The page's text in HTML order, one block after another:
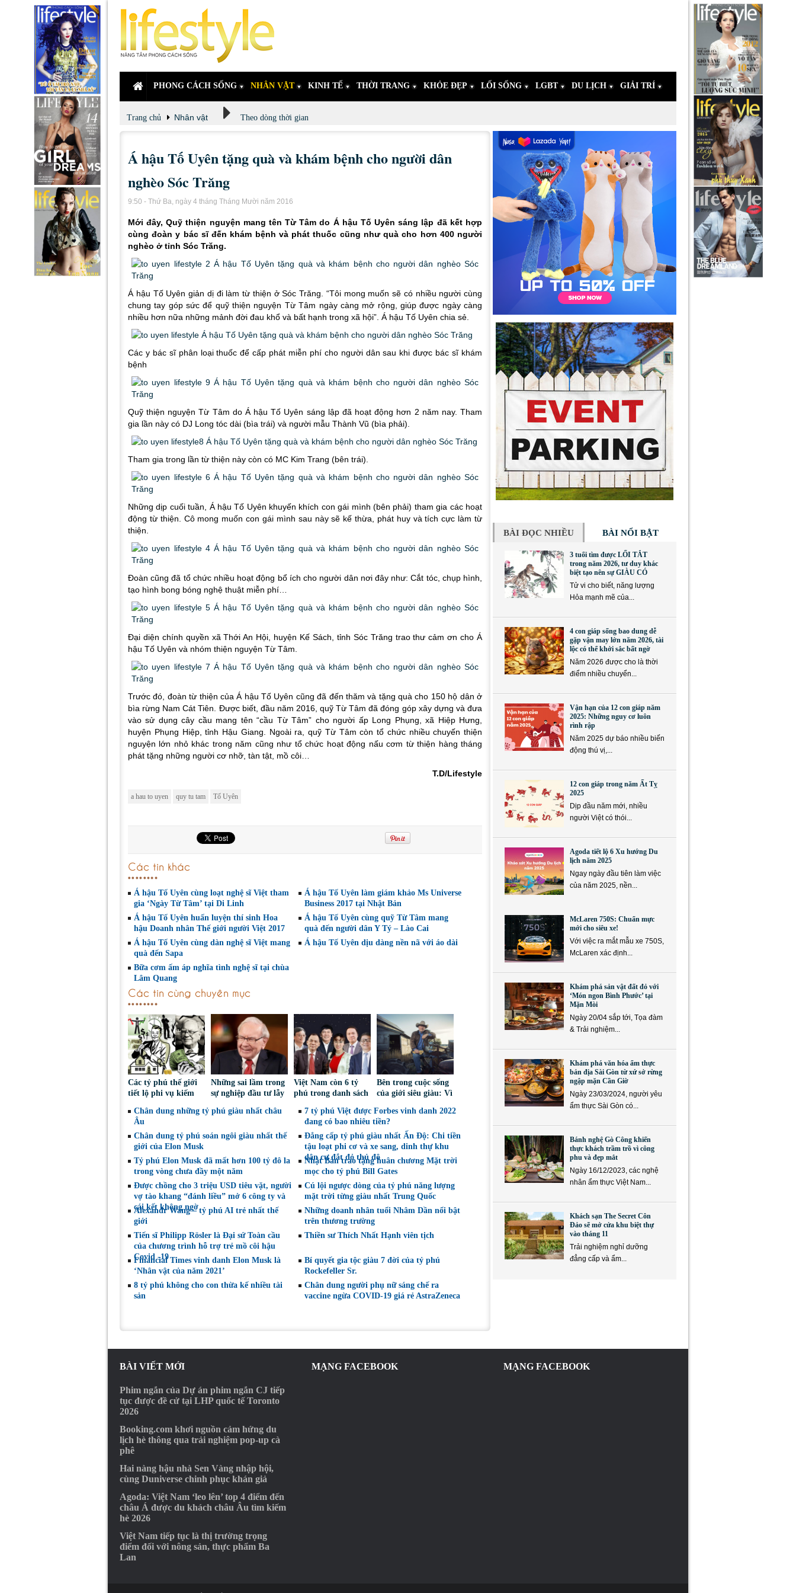
PHONG CÁCH SỐNG NHÂN VẬT KINH TẾ THỜI TRANG KHỎE ĐẸP LỐI SỐNG LGBT DU LỊCH GIẢI TRÍ
Trang chủ Nhân vật Theo dòng thời gian
Á hậu Tố Uyên tặng quà và khám bệnh cho người dân
nghèo Sóc Trăng
9:50 - Thứ Ba, ngày 4 tháng Tháng Mười năm 2016
Mới đây, Quỹ thiện nguyện mang tên Từ Tâm do Á hậu Tố Uyên sáng lập đã kết hợp
cùng đoàn y bác sĩ đến khám bệnh và phát thuốc cũng như quà cho hơn 400 người
nghèo ở tỉnh Sóc Trăng.
Á hậu Tố Uyên giản dị đi làm từ thiện ở Sóc Trăng. “Tôi mong muốn sẽ có nhiều người cùng
chung tay góp sức để quỹ thiện nguyện Từ Tâm ngày càng mở rộng, giúp được ngày càng
nhiều hơn nữa những mảnh đời đau khổ và bất hạnh trong xã hội”. Á hậu Tố Uyên chia sẻ.
Các y bác sĩ phân loại thuốc để cấp phát miễn phí cho người dân sau khi được bác sĩ khám
bệnh
Quỹ thiện nguyện Từ Tâm do Á hậu Tố Uyên sáng lập đã hoạt động hơn 2 năm nay. Tham
gia lần này có DJ Long tóc dài (bìa trái) và người mẫu Thành Vũ (bìa phải).
Tham gia trong lần từ thiện này còn có MC Kim Trang (bên trái).
Những dịp cuối tuần, Á hậu Tố Uyên khuyến khích con gái mình (bên phải) tham gia các hoạt
động từ thiện. Cô mong muốn con gái mình sau này sẽ kế thừa, phát huy và tích cực làm từ
thiện.
Đoàn cũng đã tổ chức nhiều hoạt động bổ ích cho người dân nơi đây như: Cắt tóc, chụp hình,
tạo hình bong bóng nghệ thuật miễn phí…
Đại diện chính quyền xã Thới An Hội, huyện Kế Sách, tỉnh Sóc Trăng trao thư cảm ơn cho Á
hậu Tố Uyên và nhóm thiện nguyện Từ Tâm.
Trước đó, đoàn từ thiện của Á hậu Tố Uyên cũng đã đến thăm và tặng quà cho 150 hộ dân ở
bìa rừng Nam Cát Tiên. Được biết, đầu năm 2016, quỹ Từ Tâm đã đóng góp xây dựng và đưa
vào sử dụng cây cầu mang tên “cầu Từ Tâm” cho người ấp Long Phụng, xã Hiệp Hưng,
huyện Phụng Hiệp, tỉnh Hậu Giang. Ngoài ra, quỹ Từ Tâm còn tổ chức nhiều chuyến thiện
nguyện lớn nhỏ khác trong năm cũng như tổ chức hoạt động nấu cơm từ thiện hàng tháng
phát tặng những người cơ nhỡ, tàn tật, mồ côi…
T.D/Lifestyle
a hau to uyen quy tu tam Tố Uyên
Các tin khác
Á hậu Tố Uyên cùng loạt nghệ sĩ Việt tham
gia ‘Ngày Từ Tâm’ tại Di Linh
Á hậu Tố Uyên làm giám khảo Ms Universe
Business 2017 tại Nhật Bản
Á hậu Tố Uyên huấn luyện thí sinh Hoa
hậu Doanh nhân Thế giới người Việt 2017
Á hậu Tố Uyên cùng quỹ Từ Tâm mang
quà đến người dân Y Tý – Lào Cai
Á hậu Tố Uyên cùng dàn nghệ sĩ Việt mang
quà đến Sapa
Á hậu Tố Uyên dịu dàng nền nã với áo dài
Bữa cơm ấm áp nghĩa tình nghệ sĩ tại chùa
Lâm Quang
Các tin cùng chuyên mục
Các tỷ phú thế giới
tiết lộ phi vụ kiếm
Những sai lầm trong
sự nghiệp đầu tư lẫy
Warren Buffet
Việt Nam còn 6 tỷ
phú trong danh sách
Bên trong cuộc sống
của giới siêu giàu: Vì
làm việc nhà?
Chân dung những tỷ phú giàu nhất châu
Âu
7 tỷ phú Việt được Forbes vinh danh 2022
đang có bao nhiêu tiền?
Chân dung tỷ phú soán ngôi giàu nhất thế
giới của Elon Musk
Đẳng cấp tỷ phú giàu nhất Ấn Độ: Chi tiền
tậu loạt phi cơ và xe sang, dinh thự khu
dân cư đắt đỏ thủ đô
Tỷ phú Elon Musk đã mất hơn 100 tỷ đô la
trong vòng chưa đầy một năm
Nhật Bản trao tặng huân chương Mặt trời
mọc cho tỷ phú Bill Gates
Được chồng cho 3 triệu USD tiêu vặt, người
vợ tào khang “đánh liều” mở 6 công ty và
cái kết không ngờ
Cú lội ngược dòng của tỷ phú năng lượng
mặt trời từng giàu nhất Trung Quốc
Alexandr Wang – tỷ phú AI trẻ nhất thế
giới
Những doanh nhân tuổi Nhâm Dần nổi bật
trên thương trường
Tiến sĩ Philipp Rösler là Đại sứ Toàn cầu
của chương trình hỗ trợ trẻ mồ côi hậu
Covid -19
Thiền sư Thích Nhất Hạnh viên tịch
Financial Times vinh danh Elon Musk là
‘Nhân vật của năm 2021’
Bí quyết gia tộc giàu 7 đời của tỷ phú
Rockefeller Sr.
8 tỷ phú không cho con thừa kế nhiều tài
sản
Chân dung người phụ nữ sáng chế ra
vaccine ngừa COVID-19 giá rẻ AstraZeneca
BÀI ĐỌC NHIỀU BÀI NỔI BẬT
3 tuổi tìm được LỐI TẮT
trong năm 2026, tư duy khác
biệt tạo nên sự GIÀU CÓ
Tử vi cho biết, năng lượng
Hỏa mạnh mẽ của...
4 con giáp sống bao dung dễ
gặp vận may lớn năm 2026, tài
lộc có thể khởi sắc bất ngờ
Năm 2026 được cho là thời
điểm nhiều chuyển...
Vận hạn của 12 con giáp năm
2025: Những nguy cơ luôn
rình rập
Năm 2025 dự báo nhiều biến
động thú vị,...
12 con giáp trong năm Ất Tỵ
2025
Dịp đầu năm mới, nhiều
người Việt có thói...
Agoda tiết lộ 6 Xu hướng Du
lịch năm 2025
Ngay ngày đầu tiên làm việc
của năm 2025, nền...
McLaren 750S: Chuẩn mực
mới cho siêu xe!
Với việc ra mắt mẫu xe 750S,
McLaren xác định...
Khám phá sản vật đất đỏ với
‘Món ngon Bình Phước’ tại
Mặn Mòi
Ngày 20/04 sắp tới, Tọa đàm
& Trải nghiệm...
Khám phá văn hóa ẩm thực
bản địa Sài Gòn từ xứ sở rừng
ngập mặn Cần Giờ
Ngày 23/03/2024, người yêu
ẩm thực Sài Gòn có...
Bánh nghệ Gò Công khiến
thực khách trầm trồ vì công
phu và đẹp mắt
Ngày 16/12/2023, các nghệ
nhân ẩm thực Việt Nam...
Khách sạn The Secret Côn
Đảo sẽ mở cửa khu biệt thự
vào tháng 11
Trải nghiệm nghỉ dưỡng
đẳng cấp và ẩm...
BÀI VIẾT MỚI
Phim ngắn của Dự án phim ngắn CJ tiếp
tục được đề cử tại LHP quốc tế Toronto
2026
Booking.com khơi nguồn cảm hứng du
lịch hè thông qua trải nghiệm pop-up cà
phê
Hai nàng hậu nhà Sen Vàng nhập hội,
cùng Duniverse chinh phục khán giả
Agoda: Việt Nam ‘leo lên’ top 4 điểm đến
châu Á được du khách châu Âu tìm kiếm
hè 2026
Việt Nam tiếp tục là thị trường trọng
điểm đối với nông sản, thực phẩm Ba
Lan
MẠNG FACEBOOK MẠNG FACEBOOK